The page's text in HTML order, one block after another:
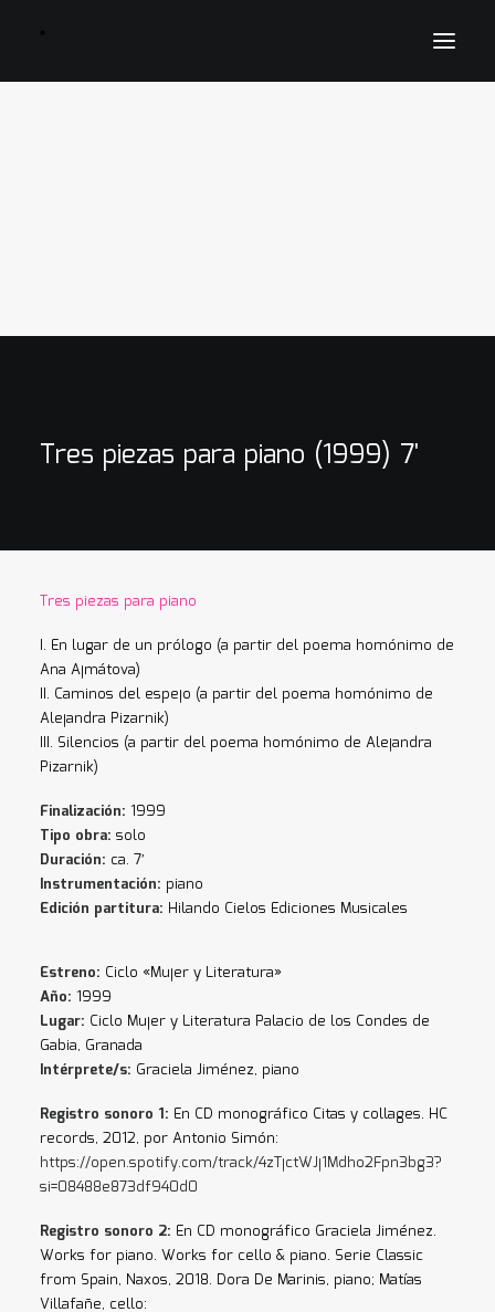
Tres piezas para piano (1999) 7'
Tres piezas para piano
I. En lugar de un prólogo (a partir del poema homónimo de
Ana Ajmátova)
II. Caminos del espejo (a partir del poema homónimo de
Alejandra Pizarnik)
III. Silencios (a partir del poema homónimo de Alejandra
Pizarnik)
Finalización: 1999
Tipo obra: solo
Duración: ca. 7′
Instrumentación: piano
Edición partitura: Hilando Cielos Ediciones Musicales
Estreno: Ciclo «Mujer y Literatura»
Año: 1999
Lugar: Ciclo Mujer y Literatura Palacio de los Condes de
Gabia, Granada
Intérprete/s: Graciela Jiménez, piano
Registro sonoro 1: En CD monográfico Citas y collages. HC
records, 2012, por Antonio Simón:
https://open.spotify.com/track/4zTjctWJj1Mdho2Fpn3bg3?
si=08488e873df940d0
Registro sonoro 2: En CD monográfico Graciela Jiménez.
Works for piano. Works for cello & piano. Serie Classic
from Spain, Naxos, 2018. Dora De Marinis, piano; Matías
Villafañe, cello: